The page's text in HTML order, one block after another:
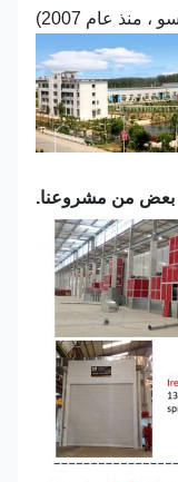
2007)
من مشروعنا.